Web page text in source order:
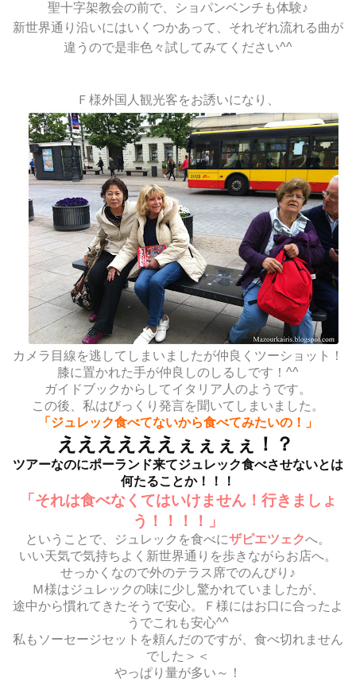
聖十字架教会の前で、ショパンベンチも体験♪
新世界通り沿いにはいくつかあって、それぞれ流れる曲が
違うので是非色々試してみてください^^
Ｆ様外国人観光客をお誘いになり、
カメラ目線を逃してしまいましたが仲良くツーショット！
膝に置かれた手が仲良しのしるしです！^^
ガイドブックからしてイタリア人のようです。
この後、私はびっくり発言を聞いてしまいました。
「ジュレック食べてないから食べてみたいの！」
ええええええぇぇぇぇ！？
ツアーなのにポーランド来てジュレック食べさせないとは
何たることか！！！
「それは食べなくてはいけません！行きましょ
う！！！！」
ということで、ジュレックを食べにザピエツェクへ。
いい天気で気持ちよく新世界通りを歩きながらお店へ。
せっかくなので外のテラス席でのんびり♪
Ｍ様はジュレックの味に少し驚かれていましたが、
途中から慣れてきたそうで安心。Ｆ様にはお口に合ったよ
うでこれも安心^^
私もソーセージセットを頼んだのですが、食べ切れません
でした＞＜
やっぱり量が多い～！